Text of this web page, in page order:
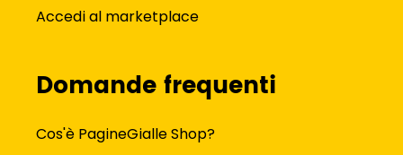
Accedi al marketplace
Domande frequenti
Cos'è PagineGialle Shop?